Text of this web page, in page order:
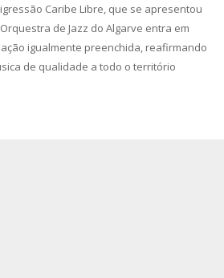
Caribe Libre, que se apresentou
de Jazz do Algarve entra em
igualmente preenchida, reafirmando
de qualidade a todo o território